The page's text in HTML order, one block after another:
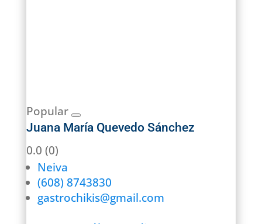
Popular
Juana María Quevedo Sánchez
0.0 (0)
Neiva
(608) 8743830
gastrochikis@gmail.com